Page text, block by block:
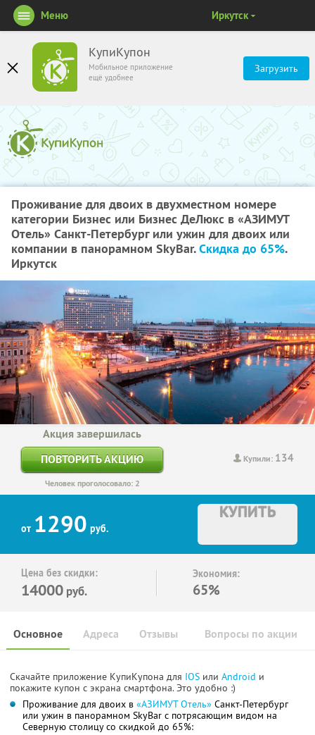
КупиКупон
Мобильное приложение
ещё удобнее
Загрузить
Меню Иркутск
Проживание для двоих в двухместном номере
категории Бизнес или Бизнес ДеЛюкс в «АЗИМУТ
Отель» Санкт-Петербург или ужин для двоих или
компании в панорамном SkyBаr.Скидка до 65%.
Иркутск
Купили: 134
Акция завершилась
ПОВТОРИТЬ АКЦИЮ
Человек проголосовало: 2
от 1290 руб.
КУПИТЬ
Цена без скидки:
14000 руб.
Экономия:
65%
Основное Отзывы Вопросы по акции
Адреса
Скачайте приложение КупиКупона для IOS или Android и
покажите купон с экрана смартфона. Это удобно :)
Проживание для двоих в «АЗИМУТ Отель» Санкт-Петербург
или ужин в панорамном SkyBаr с потрясающим видом на
Северную столицу со скидкой до 65%: